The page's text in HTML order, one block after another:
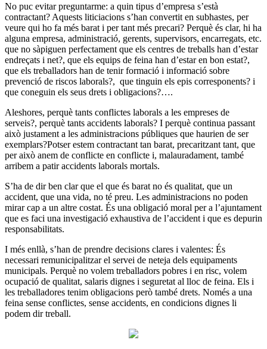
No puc evitar preguntarme: a quin tipus d’empresa s’està
contractant? Aquests liticiacions s’han convertit en subhastes, per
veure qui ho fa més barat i per tant més precari? Perquè és clar, hi ha
alguna empresa, administració, gerents, supervisors, encarregats, etc.
que no sàpiguen perfectament que els centres de treballs han d’estar
endreçats i net?, que els equips de feina han d’estar en bon estat?,
que els treballadors han de tenir formació i informació sobre
prevenció de riscos laborals?, que tinguin els epis corresponents? i
que coneguin els seus drets i obligacions?….
Aleshores, perquè tants conflictes laborals a les empreses de
serveis?, perquè tants accidents laborals? I perquè continua passant
això justament a les administracions públiques que haurien de ser
exemplars?Potser estem contractant tan barat, precaritzant tant, que
per això anem de conflicte en conflicte i, malauradament, també
arribem a patir accidents laborals mortals.
S’ha de dir ben clar que el que és barat no és qualitat, que un
accident, que una vida, no té preu. Les administracions no poden
mirar cap a un altre costat. És una obligació moral per a l’ajuntament
que es faci una investigació exhaustiva de l’accident i que es depurin
responsabilitats.
I més enllà, s’han de prendre decisions clares i valentes: És
necessari remunicipalitzar el servei de neteja dels equipaments
municipals. Perquè no volem treballadors pobres i en risc, volem
ocupació de qualitat, salaris dignes i seguretat al lloc de feina. Els i
les treballadores tenim obligacions però també drets. Només a una
feina sense conflictes, sense accidents, en condicions dignes li
podem dir treball.